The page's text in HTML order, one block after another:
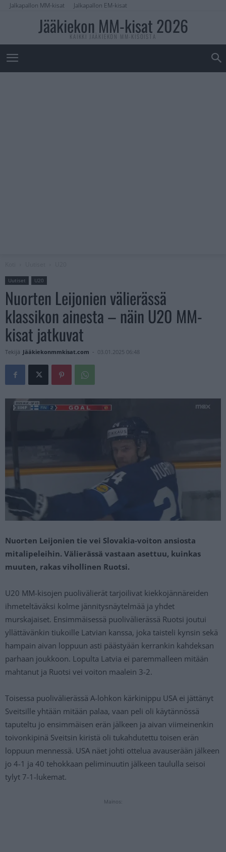
Jalkapallon MM-kisat Jalkapallon EM-kisat
Jääkiekon MM-kisat 2026
KAIKKI JÄÄKIEKON MM-KISOISTA
Uutiset U20
Nuorten Leijonien välierässä
klassikon ainesta – näin U20 MM-
kisat jatkuvat
Tekijä Jääkiekonmmkisat.com - 03.01.2025 06:48
Nuorten Leijonien tie vei Slovakia-voiton ansiosta
mitalipeleihin. Välierässä vastaan asettuu, kuinkas
muuten, rakas vihollinen Ruotsi.
U20 MM-kisojen puolivälierät tarjoilivat kiekkojännäreiden
ihmeteltäväksi kolme jännitysnäytelmää ja yhdet
murskajaiset. Ensimmäisessä puolivälierässä Ruotsi joutui
yllättävänkin tiukoille Latvian kanssa, joka taisteli kynsin sekä
hampain aivan loppuun asti päästyään kerrankin kahdeksan
parhaan joukkoon. Lopulta Latvia ei paremmalleen mitään
mahtanut ja Ruotsi vei voiton maalein 3-2.
Toisessa puolivälierässä A-lohkon kärkinippu USA ei jättänyt
Sveitsille yhtään mitään palaa, vaan peli oli käytännössä
taputeltu jo ensimmäisen erän jälkeen ja aivan viimeinenkin
toivonkipinä Sveitsin kiristä oli tukahdutettu toisen erän
loppuun mennessä. USA näet johti ottelua avauserään jälkeen
jo 4-1 ja 40 tehokkaan peliminuutin jälkeen taululla seisoi
tylyt 7-1-lukemat.
Mainos: